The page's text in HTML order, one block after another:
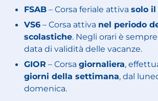
FSAB – Corsa feriale attivasolo il
VS6 – Corsa attiva nel periodo
scolastiche. Negli orari è
data di validità delle vacanze.
GIOR – Corsagiornaliera,
giorni della settimana, dal
domenica.